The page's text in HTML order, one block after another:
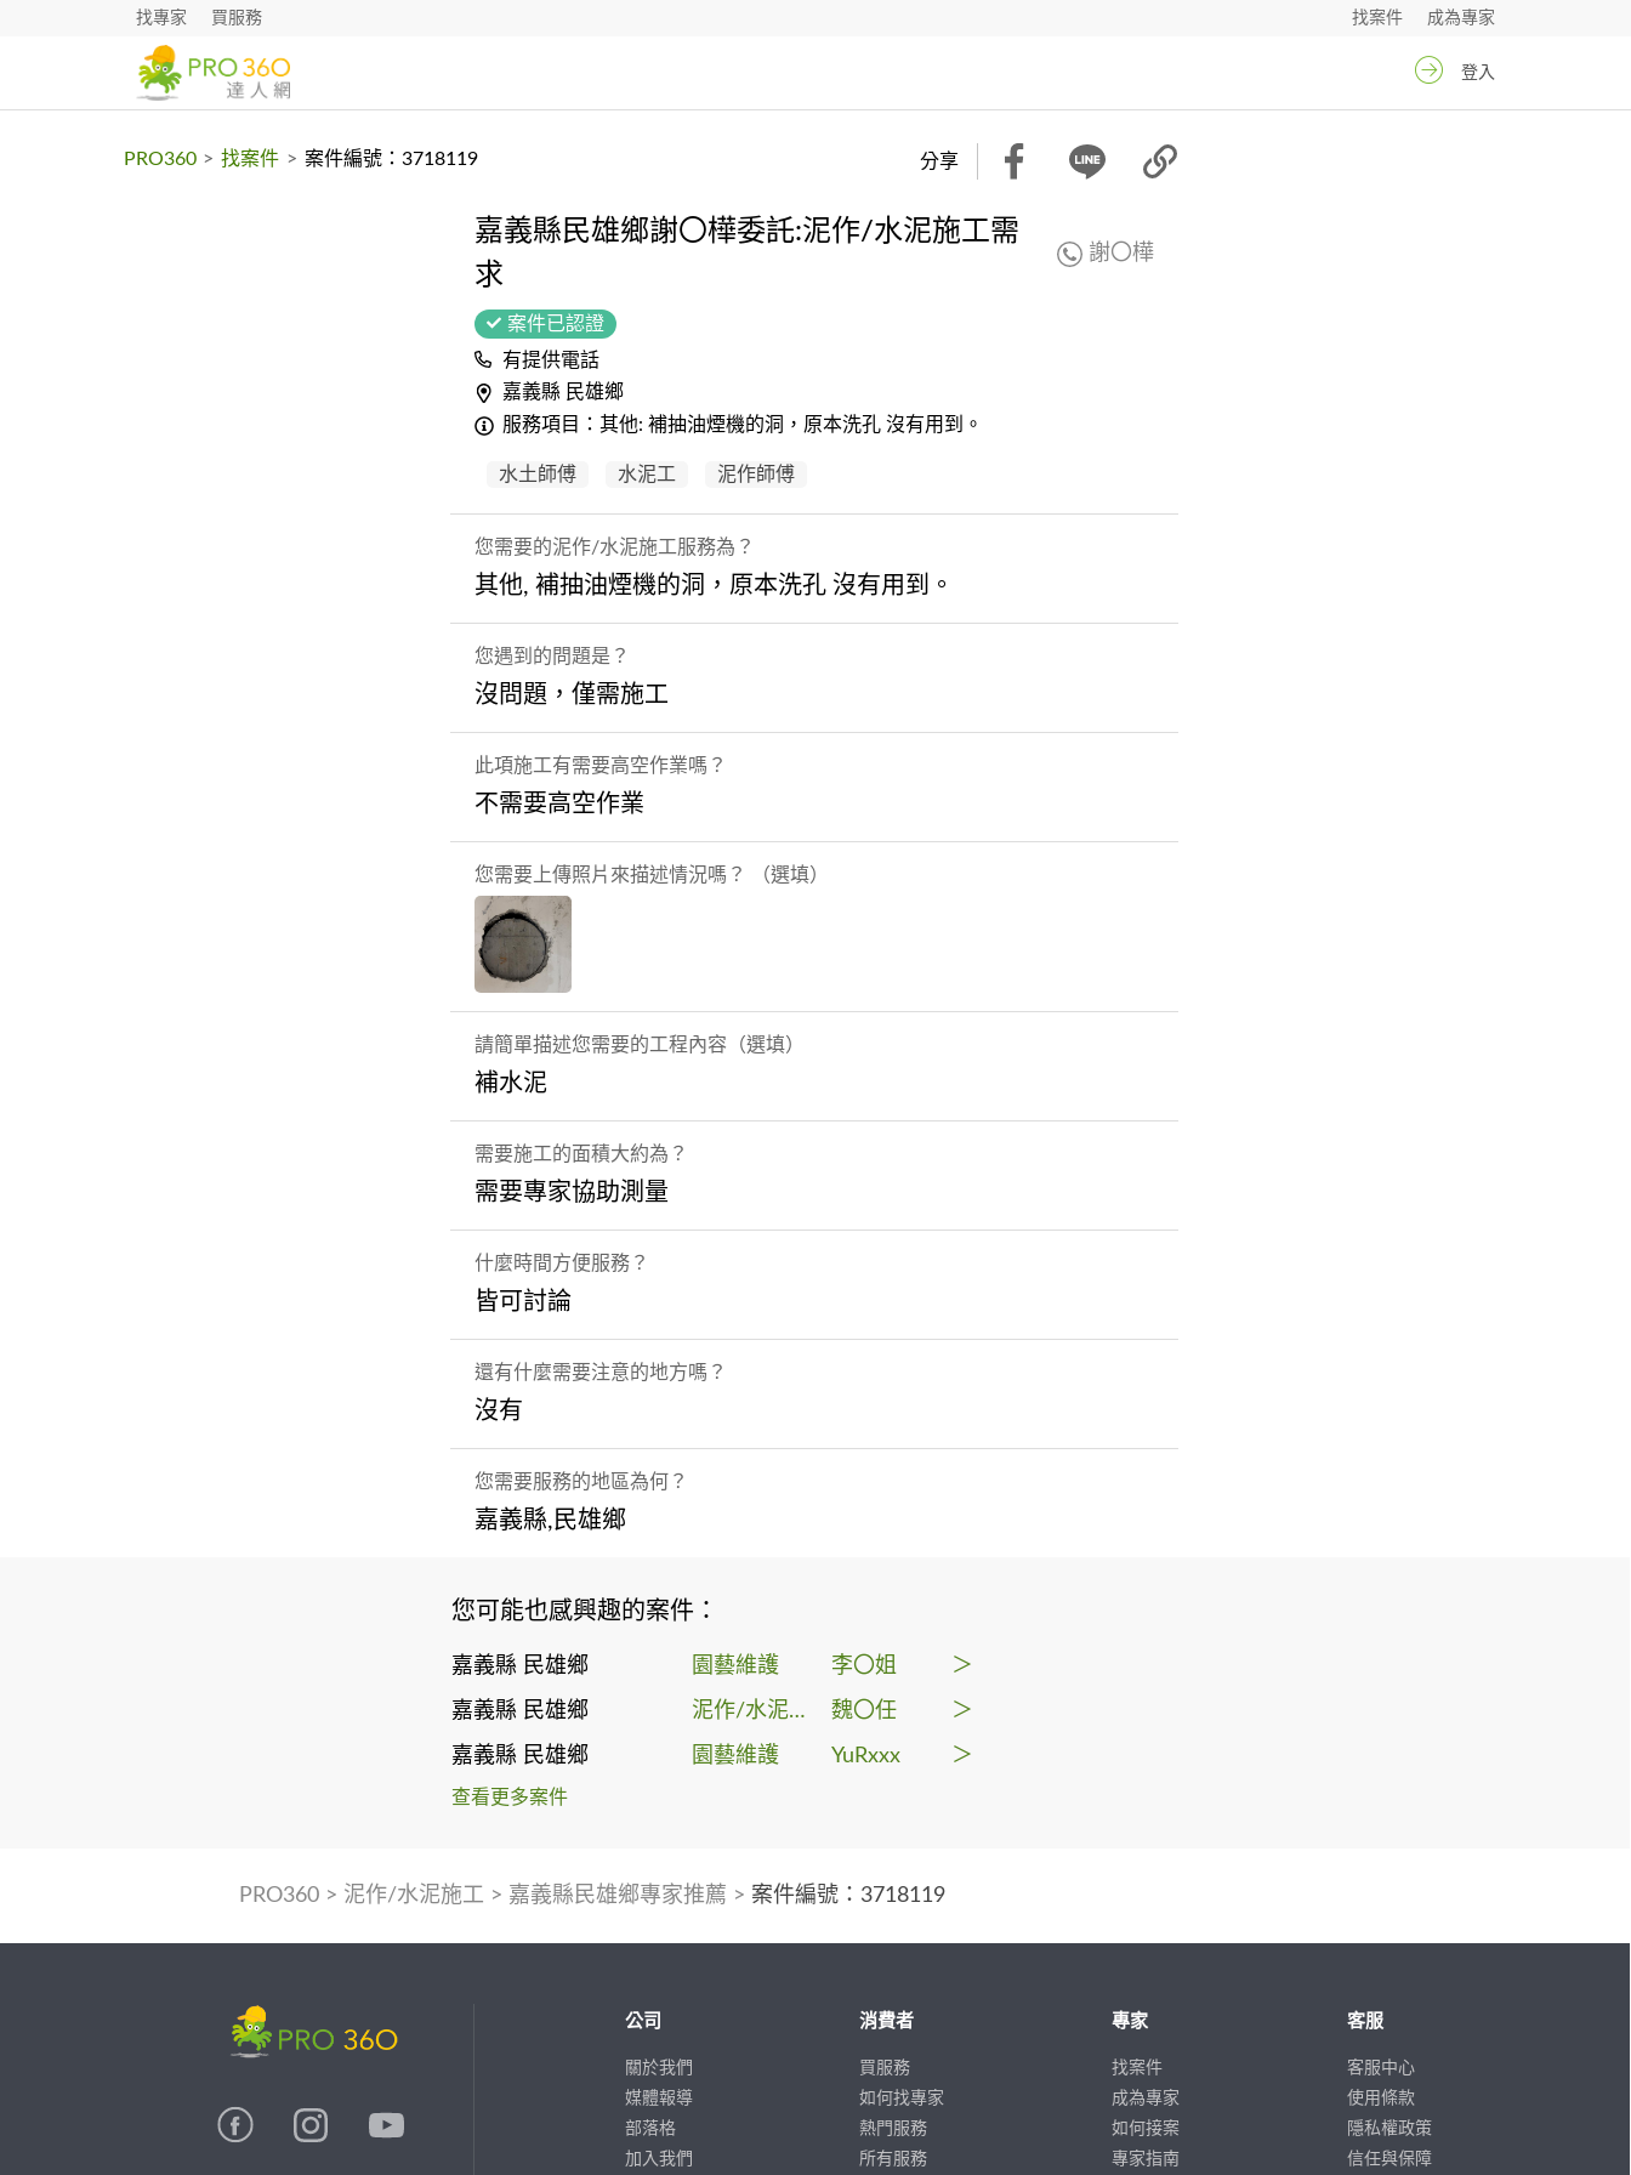
找專家 買服務 成為專家
找案件
登入
PRO360 > 找案件 > 案件編號：3718119 分享
嘉義縣民雄鄉謝〇樺委託:泥作/水泥施工需
求
謝〇樺
案件已認證
有提供電話
嘉義縣 民雄鄉
服務項目：其他: 補抽油煙機的洞，原本洗孔 沒有用到。
水土師傅 水泥工 泥作師傅
您需要的泥作/水泥施工服務為？
其他, 補抽油煙機的洞，原本洗孔 沒有用到。
您遇到的問題是？
沒問題，僅需施工
此項施工有需要高空作業嗎？
不需要高空作業
您需要上傳照片來描述情況嗎？ （選填）
請簡單描述您需要的工程內容（選填）
補水泥
需要施工的面積大約為？
需要專家協助測量
什麼時間方便服務？
皆可討論
還有什麼需要注意的地方嗎？
沒有
您需要服務的地區為何？
嘉義縣,民雄鄉
您可能也感興趣的案件：
嘉義縣 民雄鄉 園藝維護 李〇姐 ＞
嘉義縣 民雄鄉 泥作/水泥施工 魏〇任 ＞
嘉義縣 民雄鄉 園藝維護 YuRxxx ＞
查看更多案件
PRO360> 泥作/水泥施工 > 嘉義縣民雄鄉專家推薦 > 案件編號：3718119
公司
關於我們
媒體報導
部落格
加入我們
消費者
買服務
如何找專家
熱門服務
所有服務
專家
找案件
成為專家
如何接案
專家指南
客服
客服中心
使用條款
隱私權政策
信任與保障